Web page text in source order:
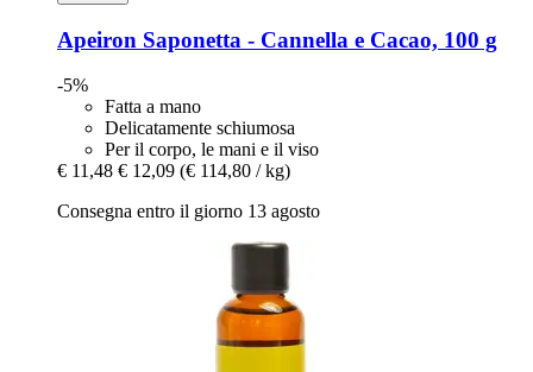
Apeiron Saponetta -​ Cannella e Cacao, 100 g
-5%
Fatta a mano
Delicatamente schiumosa
Per il corpo, le mani e il viso
€ 11,48 € 12,09 (€ 114,80 / kg)
Consegna entro il giorno 13 agosto